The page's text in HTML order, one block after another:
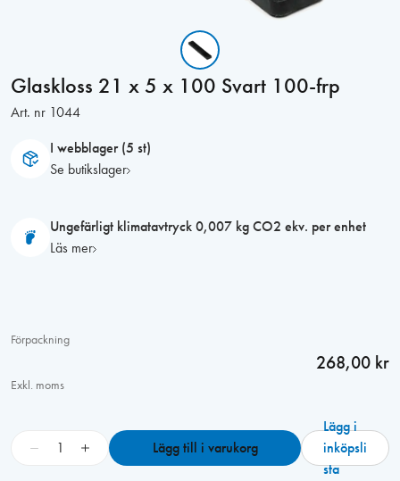
Glaskloss 21 x 5 x 100 Svart 100-frp
Art. nr 1044
I webblager (5 st)
Se butikslager
Ungefärligt klimatavtryck 0,007 kg CO2 ekv. per enhet
Läs mer
Förpackning
268,00 kr
Exkl. moms
+ Lägg till i varukorg
Lägg i
inköpsli
sta